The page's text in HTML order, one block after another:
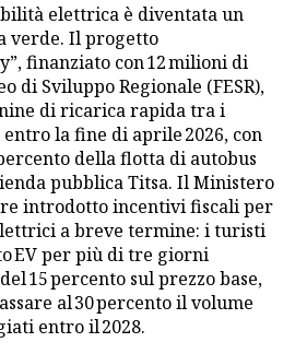
elettrica è diventata un
verde. Il progetto
finanziato con 12 milioni di
di Sviluppo Regionale (FESR),
di ricarica rapida tra i
la fine di aprile 2026, con
della flotta di autobus
pubblica Titsa. Il Ministero
introdotto incentivi fiscali per
a breve termine: i turisti
EV per più di tre giorni
15 percento sul prezzo base,
al 30 percento il volume
entro il 2028.